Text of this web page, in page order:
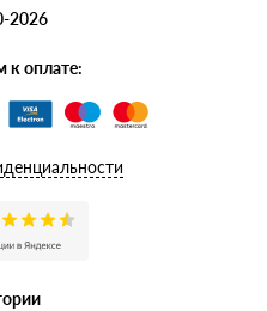
2026
к оплате: